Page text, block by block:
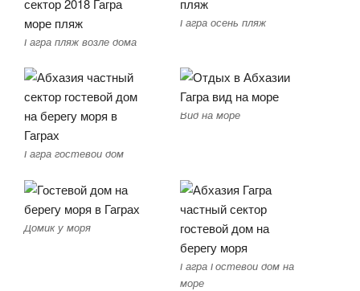
Гагра пляж возле дома
Гагра осень пляж
Гагра гостевой дом
Вид на море
Домик у моря
Гагра Гостевой дом на
море